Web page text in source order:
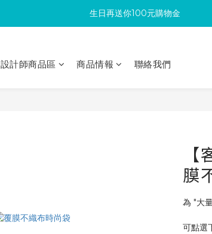
滿300回饋10%購物金
生日再送你100元購物金
滿300回饋10%購物金
設計師商品區 商品情報 聯絡我們
膜
為 "大
可點選